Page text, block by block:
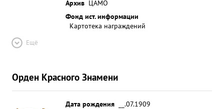
Архив ЦАМО
Фонд ист. информации
Картотека награждений
Ещё
Орден Красного Знамени
Дата рождения
__.07.1909